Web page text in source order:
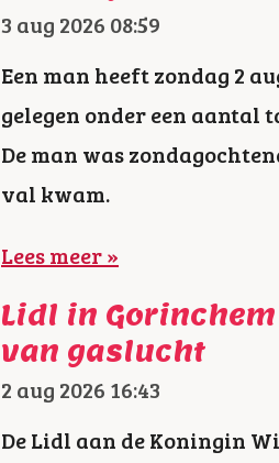
3 aug 2026 08:59
Een man heeft zondag 2
gelegen onder een aantal
De man was
val kwam.
Lees meer »
Lidl in
van gaslucht
2 aug 2026 16:43
De Lidl aan de Koningin